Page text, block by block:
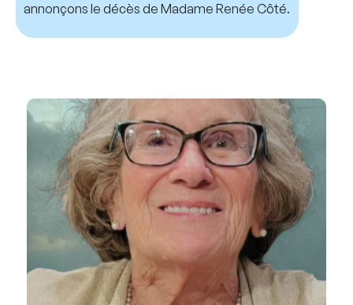
annonçons le décès de Madame Renée Côté.